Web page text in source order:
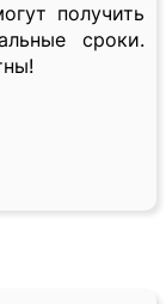
получить
сроки.